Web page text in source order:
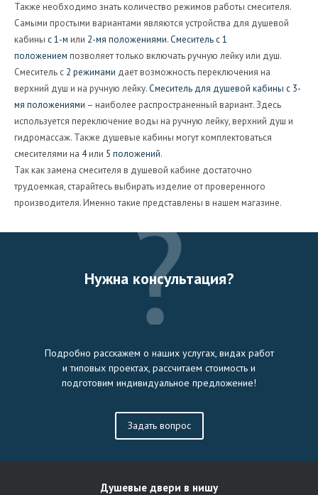
Также необходимо знать количество режимов работы смесителя.
Самыми простыми вариантами являются устройства для душевой
кабины с 1-м или 2-мя положениями. Смеситель с 1
положением позволяет только включать ручную лейку или душ.
Смеситель с 2 режимами дает возможность переключения на
верхний душ и на ручную лейку. Смеситель для душевой кабины с 3-
мя положениями – наиболее распространенный вариант. Здесь
используется переключение воды на ручную лейку, верхний душ и
гидромассаж. Также душевые кабины могут комплектоваться
смесителями на 4или 5 положений.
Так как замена смесителя в душевой кабине достаточно
трудоемкая, старайтесь выбирать изделие от проверенного
производителя. Именно такие представлены в нашем магазине.
Нужна консультация?
Подробно расскажем о наших услугах, видах работ
и типовых проектах, рассчитаем стоимость и
подготовим индивидуальное предложение!
Задать вопрос
Душевые двери в нишу